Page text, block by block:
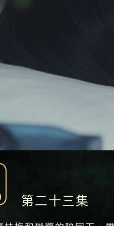
第二十三集